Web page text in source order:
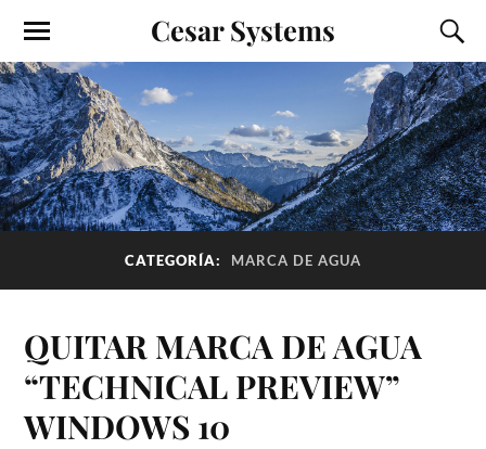
Cesar Systems
CATEGORÍA: MARCA DE AGUA
QUITAR MARCA DE AGUA
“TECHNICAL PREVIEW”
WINDOWS 10